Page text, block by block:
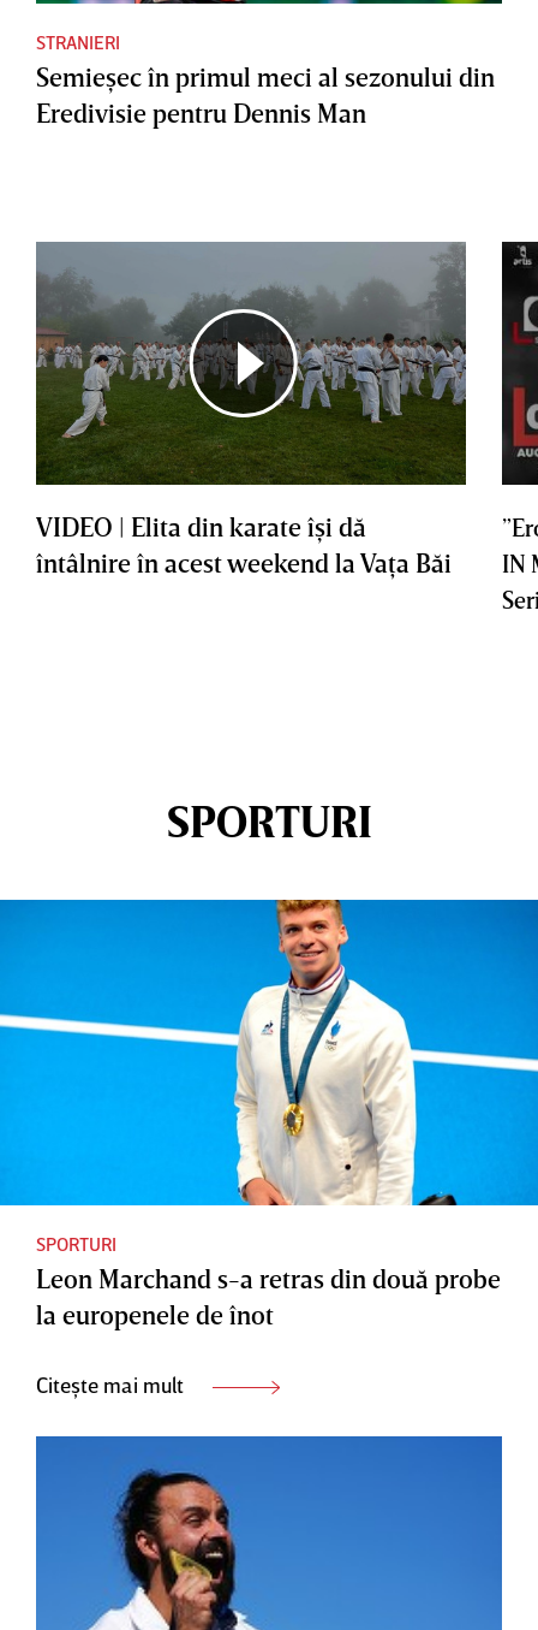
STRANIERI
Semieşec în primul meci al sezonului din
Eredivisie pentru Dennis Man
VIDEO | Elita din karate îşi dă
întâlnire în acest weekend la Vaţa Băi
IN
SPORTURI
SPORTURI
Leon Marchand s-a retras din două probe
la europenele de înot
Citește mai mult